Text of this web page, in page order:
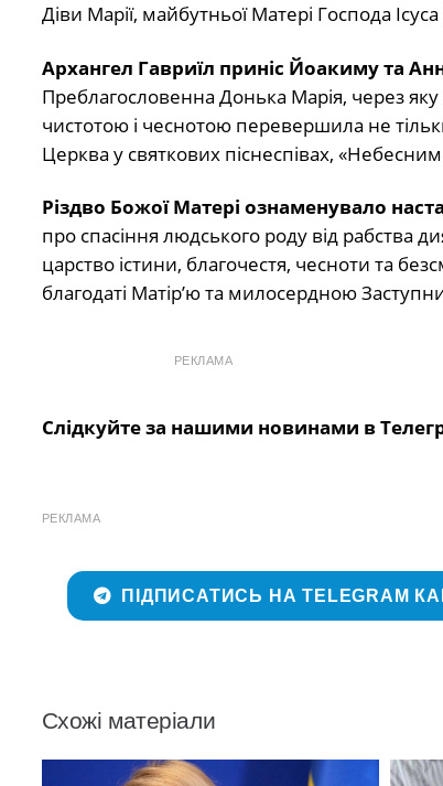
Діви Марії, майбутньої Матері Господа
Архангел Гавриїл приніс Йоакиму та
Преблагословенна Донька Марія, через
чистотою і чеснотою перевершила не
Церква у святкових піснеспівах,
Різдво Божої Матері ознаменувало
про спасіння людського роду від рабства
царство істини, благочестя, чесноти та
благодаті Матір’ю та милосердною
РЕКЛАМА
Слідкуйте за нашими новинами в
РЕКЛАМА
ПІДПИСАТИСЬ НА TELEGRAM
Схожі матеріали